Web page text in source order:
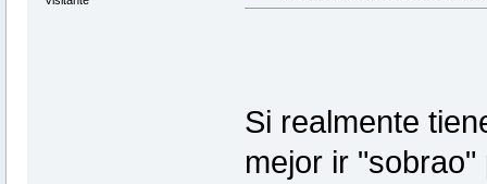
Si realmente
mejor ir